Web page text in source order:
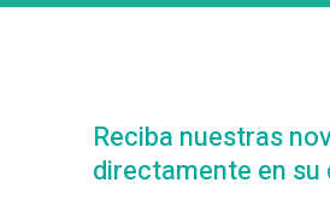
Reciba nuestras
directamente en